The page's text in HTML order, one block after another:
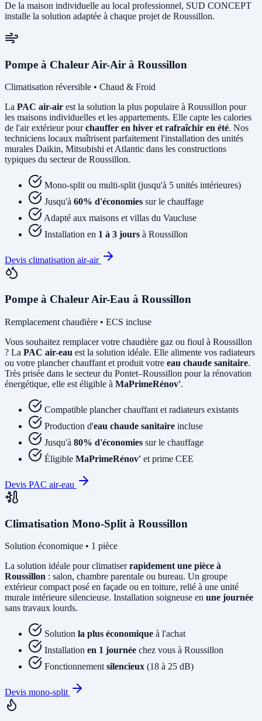
De la maison individuelle au local professionnel, SUD CONCEPT
installe la solution adaptée à chaque projet de Roussillon.
Pompe à Chaleur Air-Air à Roussillon
Climatisation réversible • Chaud & Froid
La PAC air-air est la solution la plus populaire à Roussillon pour
les maisons individuelles et les appartements. Elle capte les calories
de l'air extérieur pourchauffer en hiver et rafraîchir en été. Nos
techniciens locaux maîtrisent parfaitement l'installation des unités
murales Daikin, Mitsubishi et Atlantic dans les constructions
typiques du secteur de Roussillon.
Mono-split ou multi-split (jusqu'à 5 unités intérieures)
Jusqu'à 60% d'économies sur le chauffage
Adapté aux maisons et villas du Vaucluse
Installation en 1 à 3 jours à Roussillon
Devis climatisation air-air
Pompe à Chaleur Air-Eau à Roussillon
Remplacement chaudière • ECS incluse
Vous souhaitez remplacer votre chaudière gaz ou fioul à Roussillon
? La PAC air-eau est la solution idéale. Elle alimente vos radiateurs
ou votre plancher chauffant et produit votre eau chaude sanitaire.
Très prisée dans le secteur du Pontet–Roussillon pour la rénovation
énergétique, elle est éligible à MaPrimeRénov'.
Compatible plancher chauffant et radiateurs existants
Production d'eau chaude sanitaire incluse
Jusqu'à 80% d'économies sur le chauffage
Éligible MaPrimeRénov' et prime CEE
Devis PAC air-eau
Climatisation Mono-Split à Roussillon
Solution économique • 1 pièce
La solution idéale pour climatiserrapidement une pièce à
Roussillon : salon, chambre parentale ou bureau. Un groupe
extérieur compact posé en façade ou en toiture, relié à une unité
murale intérieure silencieuse. Installation soigneuse en une journée
sans travaux lourds.
Solution la plus économique à l'achat
Installation en 1 journée chez vous à Roussillon
Fonctionnement silencieux (18 à 25 dB)
Devis mono-split